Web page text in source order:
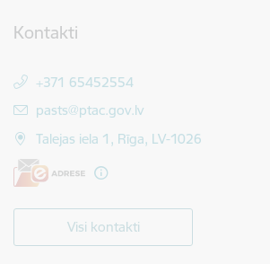
Kontakti
+371 65452554
E-pasts:
pasts@ptac.gov.lv
Talejas iela 1, Rīga, LV-1026
Visi kontakti